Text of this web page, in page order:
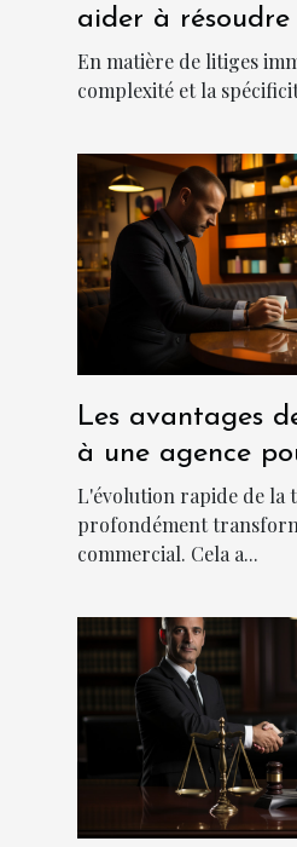
aider à
immobiliers
En matière de litiges
complexité et la
Les avantages
à une agence
création
métiers sur
L'évolution rapide de la
profondément
commercial. Cela a...